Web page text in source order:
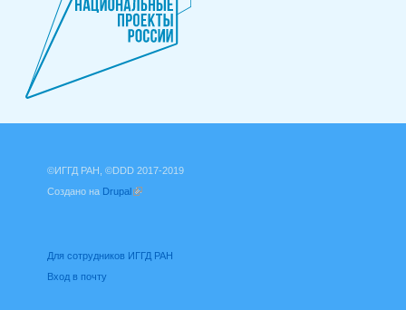
©ИГГД РАН, ©DDD 2017-2019
Создано на Drupal
Для сотрудников ИГГД РАН
Вход в почту